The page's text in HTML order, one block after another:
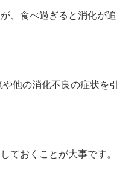
、食べ過ぎると消化が
他の消化不良の症状を
ておくことが大事です。